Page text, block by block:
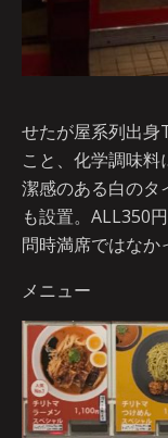
せたが屋系列出身
こと、化学調味
潔感のある白のタ
も設置。ALL350
問時満席ではなか
メニュー